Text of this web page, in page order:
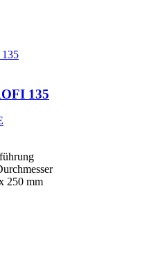
135
250 mm